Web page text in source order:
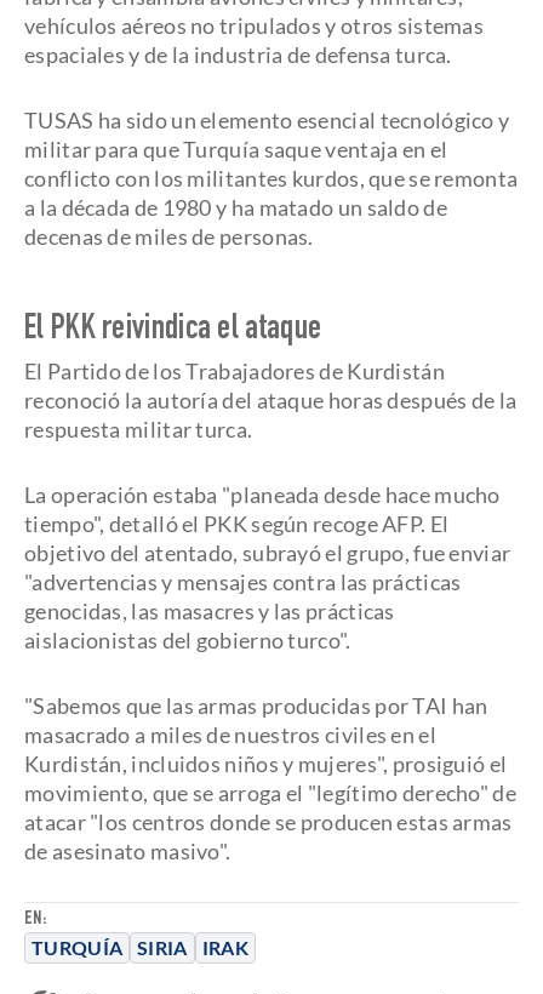
EN:
TURQUÍA SIRIA IRAK
vehículos aéreos no tripulados y otros sistemas
espaciales y de la industria de defensa turca.
TUSAS ha sido un elemento esencial tecnológico y
militar para que Turquía saque ventaja en el
conflicto con los militantes kurdos, que se remonta
a la década de 1980 y ha matado un saldo de
decenas de miles de personas.
El PKK reivindica el ataque
El Partido de los Trabajadores de Kurdistán
reconoció la autoría del ataque horas después de la
respuesta militar turca.
La operación estaba "planeada desde hace mucho
tiempo", detalló el PKK según recoge AFP. El
objetivo del atentado, subrayó el grupo, fue enviar
"advertencias y mensajes contra las prácticas
genocidas, las masacres y las prácticas
aislacionistas del gobierno turco".
"Sabemos que las armas producidas por TAI han
masacrado a miles de nuestros civiles en el
Kurdistán, incluidos niños y mujeres", prosiguió el
movimiento, que se arroga el "legítimo derecho" de
atacar "los centros donde se producen estas armas
de asesinato masivo".